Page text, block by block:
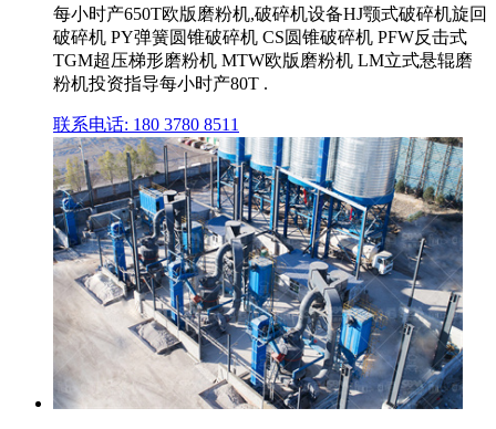
每小时产650T欧版磨粉机,破碎机设备HJ颚式破碎机旋回
破碎机 PY弹簧圆锥破碎机 CS圆锥破碎机 PFW反击式
TGM超压梯形磨粉机 MTW欧版磨粉机 LM立式悬辊磨
粉机投资指导每小时产80T .
联系电话: 180 3780 8511